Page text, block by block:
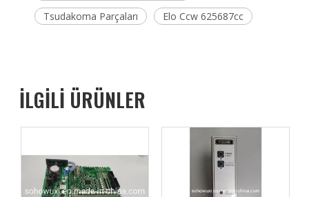
Tsudakoma Parçaları
Elo Ccw 625687cc
İLGİLİ ÜRÜNLER